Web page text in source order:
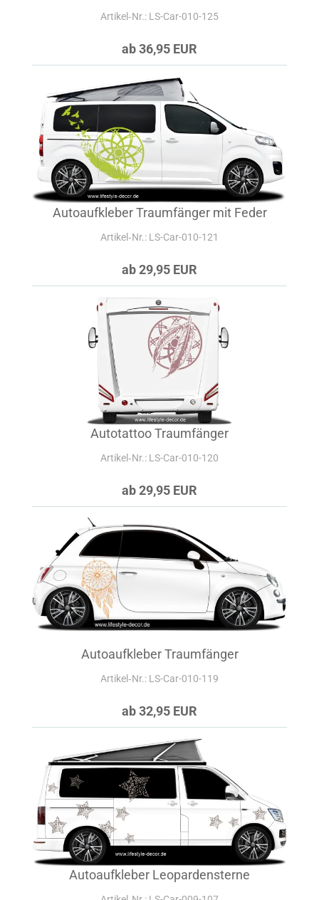
Artikel‑Nr.: LS-Car-010-125
ab 36,95 EUR
Autoaufkleber Traumfänger mit Feder
Artikel‑Nr.: LS-Car-010-121
ab 29,95 EUR
Autotattoo Traumfänger
Artikel‑Nr.: LS-Car-010-120
ab 29,95 EUR
Autoaufkleber Traumfänger
Artikel‑Nr.: LS-Car-010-119
ab 32,95 EUR
Autoaufkleber Leopardensterne